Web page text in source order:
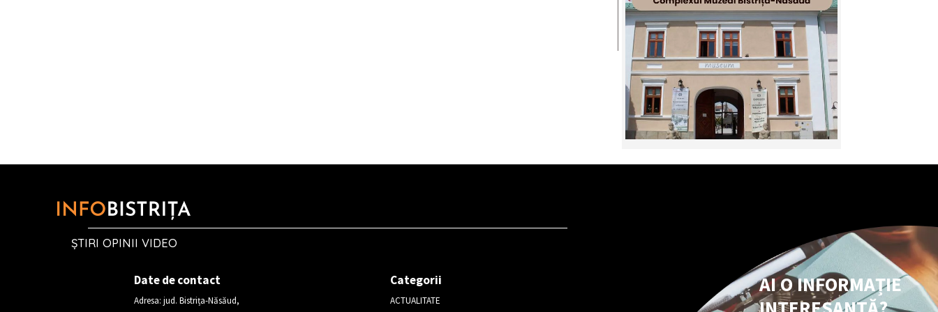
ȘTIRI OPINII VIDEO
Date de contact
Adresa: jud. Bistrița-Năsăud,
Categorii
ACTUALITATE
AI O INFORMAȚIE